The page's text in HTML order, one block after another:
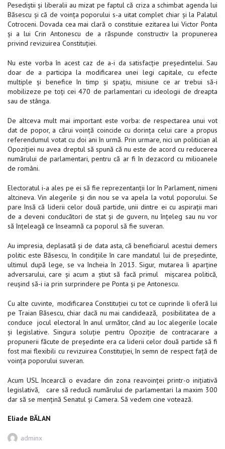
Pesediștii și liberalii au mizat pe faptul că criza a schimbat agenda lui
Băsescu și că de voința poporului s-a uitat complet chiar și la Palatul
Cotroceni. Dovada cea mai clară o constituie ezitarea lui Victor Ponta
și a lui Crin Antonescu de a răspunde constructiv la propunerea
privind revizuirea Constituției.
Nu este vorba în acest caz de a-i da satisfacție președintelui. Sau
doar de a participa la modificarea unei legi capitale, cu efecte
multiple și benefice în timp și spațiu, misiune ce ar trebui să-i
mobilizeze pe toți cei 470 de parlamentari cu ideologii de dreapta
sau de stânga.
De altceva mult mai important este vorba: de respectarea unui vot
dat de popor, a cărui voință coincide cu dorința celui care a propus
referendumul votat cu doi ani în urmă. Prin urmare, nici un politician al
Opoziției nu avea dreptul să spună că nu este de acord cu reducerea
numărului de parlamentari, pentru că ar fi în dezacord cu milioanele
de români.
Electoratul i-a ales pe ei să fie reprezentanții lor în Parlament, nimeni
altcineva. Vin alegerile și din nou se va apela la votul poporului. Se
pare însă că liderii celor două partide, unii dintre ei cu aspirații mari
de a deveni conducători de stat și de guvern, nu înțeleg sau nu vor
să înțeleagă ce înseamnă ca poporul să fie suveran.
Au impresia, deplasată și de data asta, că beneficiarul acestui demers
politic este Băsescu, în condițiile în care mandatul lui de președinte,
ultimul după lege, se va încheia în 2013. Sigur, mutarea îi aparține
adversarului, care și acum a știut să facă primul mișcarea politică,
reușind să-i ia prin surprindere pe Ponta și pe Antonescu.
Cu alte cuvinte, modificarea Constituției cu tot ce cuprinde îi oferă lui
pe Traian Băsescu, chiar dacă nu mai candidează, posibilitatea de a
conduce jocul electoral în anul următor, când au loc alegerile locale
și legislative. Singura soluție pentru Opoziție de contracarare a
propunerii făcute de președinte era ca liderii celor două partide să fi
fost mai flexibili cu revizuirea Constituției, în semn de respect față de
voința poporului suveran.
Acum USL încearcă o evadare din zona reavoinței printr-o inițiativă
legislativă, care să reducă numărului de parlamentari la maxim 300
dar să se mențină Senatul și Camera. Să vedem cine votează.
Eliade BĂLAN
Author
adminx